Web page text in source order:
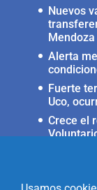
Nuevos
Mendoza
Alerta
Fuerte
Uco,
Crece el
Llega a